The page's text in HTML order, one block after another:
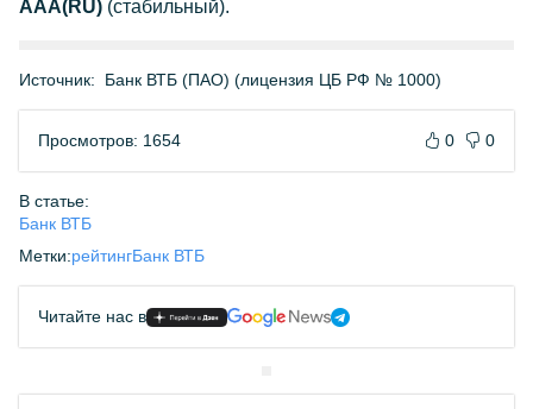
AAA(RU) (стабильный).
Источник: Банк ВТБ (ПАО) (лицензия ЦБ РФ № 1000)
Просмотров: 1654 0 0
В статье:
Банк ВТБ
Метки:рейтингБанк ВТБ
Читайте нас в